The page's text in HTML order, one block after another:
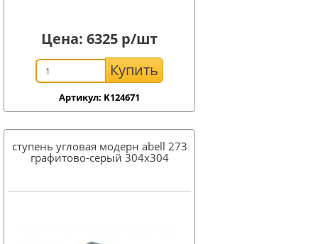
Цена: 6325 р/шт
Купить
Артикул: K124671
ступень угловая модерн abell 273
графитово-серый 304x304